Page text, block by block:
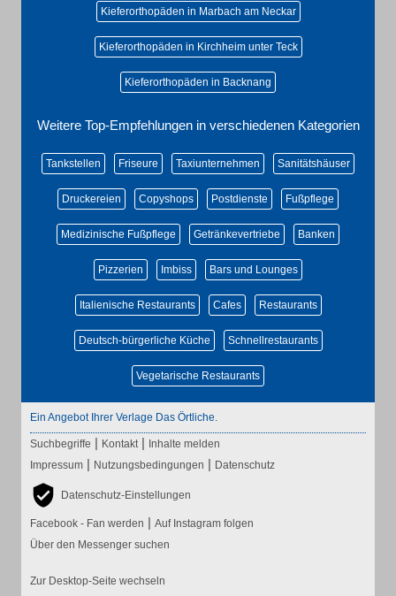
Kieferorthopäden in Marbach am Neckar
Kieferorthopäden in Kirchheim unter Teck
Kieferorthopäden in Backnang
Weitere Top-Empfehlungen in verschiedenen Kategorien
Tankstellen Friseure Taxiunternehmen Sanitätshäuser
Druckereien Copyshops Postdienste Fußpflege
Medizinische Fußpflege Getränkevertriebe Banken
Pizzerien Imbiss Bars und Lounges
Italienische Restaurants Cafes Restaurants
Deutsch-bürgerliche Küche Schnellrestaurants
Vegetarische Restaurants
Ein Angebot Ihrer Verlage Das Örtliche.
Suchbegriffe | Kontakt | Inhalte melden
Impressum | Nutzungsbedingungen | Datenschutz
Datenschutz-Einstellungen
Facebook - Fan werden | Auf Instagram folgen
Über den Messenger suchen
Zur Desktop-Seite wechseln